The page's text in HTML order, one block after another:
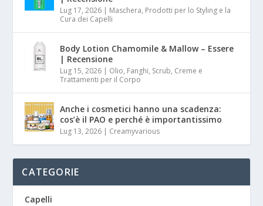
Lug 17, 2026 | Maschera, Prodotti per lo Styling e la
Cura dei Capelli
Body Lotion Chamomile & Mallow – Essere
| Recensione
Lug 15, 2026 | Olio, Fanghi, Scrub, Creme e
Trattamenti per il Corpo
Anche i cosmetici hanno una scadenza:
cos’è il PAO e perché è importantissimo
Lug 13, 2026 | Creamyvarious
CATEGORIE
Capelli